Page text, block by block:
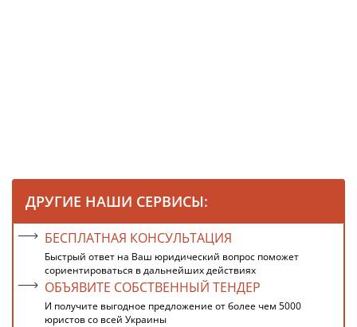
ДРУГИЕ НАШИ СЕРВИСЫ:
БЕСПЛАТНАЯ КОНСУЛЬТАЦИЯ
Быстрый ответ на Ваш юридический вопрос поможет
сориентироваться в дальнейших действиях
ОБЪЯВИТЕ СОБСТВЕННЫЙ ТЕНДЕР
И получите выгодное предложение от более чем 5000
юристов со всей Украины